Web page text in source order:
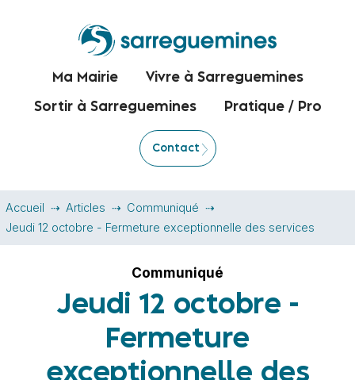
Ma Mairie Vivre à Sarreguemines
Sortir à Sarreguemines Pratique / Pro
Contact
Accueil Articles
Communiqué
Jeudi 12 octobre - Fermeture exceptionnelle des services
Communiqué
Jeudi 12 octobre -
Fermeture
exceptionnelle des